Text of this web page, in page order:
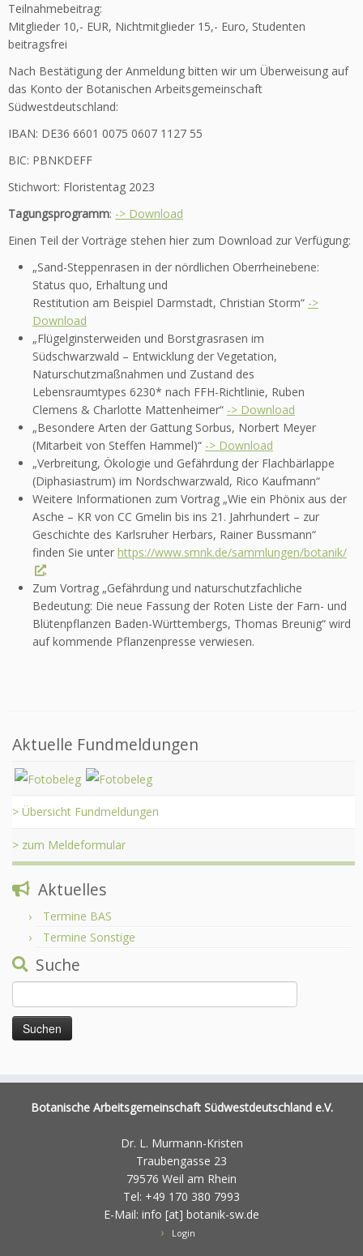
Teilnahmebeitrag:
Mitglieder 10,- EUR, Nichtmitglieder 15,- Euro, Studenten
beitragsfrei
Nach Bestätigung der Anmeldung bitten wir um Überweisung auf
das Konto der Botanischen Arbeitsgemeinschaft
Südwestdeutschland:
IBAN: DE36 6601 0075 0607 1127 55
BIC: PBNKDEFF
Stichwort: Floristentag 2023
Tagungsprogramm: -> Download
Einen Teil der Vorträge stehen hier zum Download zur Verfügung:
„Sand-Steppenrasen in der nördlichen Oberrheinebene:
Status quo, Erhaltung und
Restitution am Beispiel Darmstadt, Christian Storm“ ->
Download
„Flügelginsterweiden und Borstgrasrasen im
Südschwarzwald – Entwicklung der Vegetation,
Naturschutzmaßnahmen und Zustand des
Lebensraumtypes 6230* nach FFH-Richtlinie, Ruben
Clemens & Charlotte Mattenheimer“ -> Download
„Besondere Arten der Gattung Sorbus, Norbert Meyer
(Mitarbeit von Steffen Hammel)“ -> Download
„Verbreitung, Ökologie und Gefährdung der Flachbärlappe
(Diphasiastrum) im Nordschwarzwald, Rico Kaufmann“
Weitere Informationen zum Vortrag „Wie ein Phönix aus der
Asche – KR von CC Gmelin bis ins 21. Jahrhundert – zur
Geschichte des Karlsruher Herbars, Rainer Bussmann“
finden Sie unter https://www.smnk.de/sammlungen/botanik/
.
Zum Vortrag „Gefährdung und naturschutzfachliche
Bedeutung: Die neue Fassung der Roten Liste der Farn- und
Blütenpflanzen Baden-Württembergs, Thomas Breunig“ wird
auf kommende Pflanzenpresse verwiesen.
Aktuelle Fundmeldungen
> Übersicht Fundmeldungen
> zum Meldeformular
Aktuelles
Termine BAS
Termine Sonstige
Suche
nach:
Botanische Arbeitsgemeinschaft Südwestdeutschland e.V.
Dr. L. Murmann-Kristen
Traubengasse 23
79576 Weil am Rhein
Tel: +49 170 380 7993
E-Mail: info [at] botanik-sw.de
Login